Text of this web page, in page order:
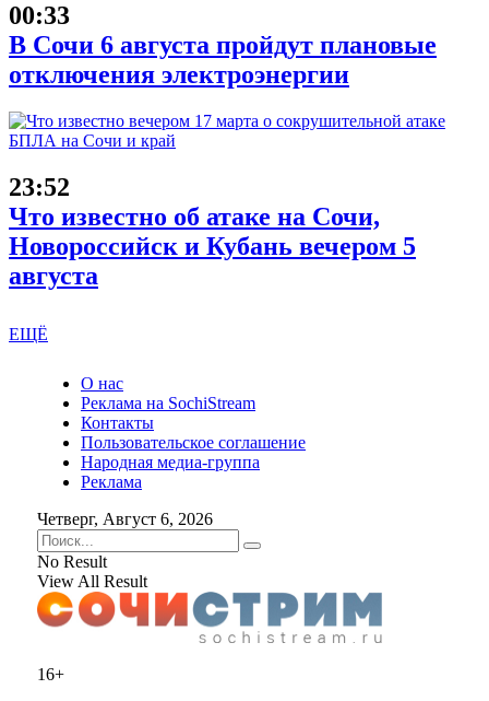
00:33
В Сочи 6 августа пройдут плановые
отключения электроэнергии
23:52
Что известно об атаке на Сочи,
Новороссийск и Кубань вечером 5
августа
ЕЩЁ
О нас
Реклама на SochiStream
Контакты
Пользовательское соглашение
Народная медиа-группа
Реклама
Четверг, Август 6, 2026
No Result
View All Result
16+